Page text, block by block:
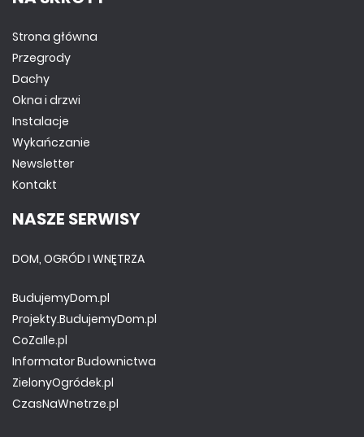
Strona główna
Przegrody
Dachy
Okna i drzwi
Instalacje
Wykańczanie
Newsletter
Kontakt
NASZE SERWISY
DOM, OGRÓD I WNĘTRZA
BudujemyDom.pl
Projekty.BudujemyDom.pl
CoZaIle.pl
Informator Budownictwa
ZielonyOgródek.pl
CzasNaWnetrze.pl